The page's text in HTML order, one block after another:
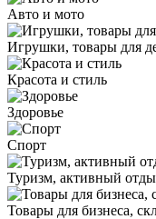
Авто и мото
Игрушки, товары для
Красота и стиль
Здоровье
Спорт
Туризм, активный
Товары для бизнеса,